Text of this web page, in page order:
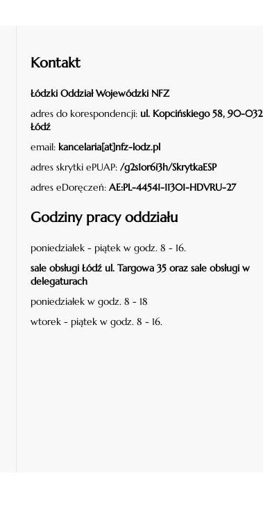
Kontakt
Łódzki Oddział Wojewódzki NFZ
adres do korespondencji: ul. Kopcińskiego 58, 90-032
Łódź
email: kancelaria[at]nfz-lodz.pl
adres skrytki ePUAP: /g2s1or6i3h/SkrytkaESP
adres eDoręczeń: AE:PL-44541-11301-HDVRU-27
Godziny pracy oddziału
poniedziałek - piątek w godz. 8 - 16.
sale obsługi Łódź ul. Targowa 35 oraz sale obsługi w
delegaturach
poniedziałek w godz. 8 - 18
wtorek - piątek w godz. 8 - 16.